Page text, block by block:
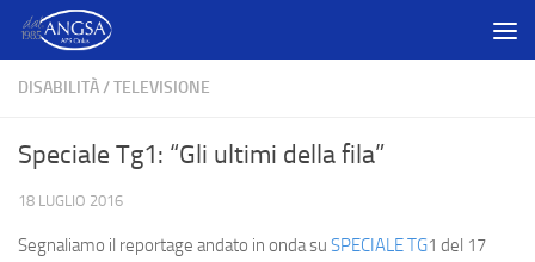
Salta al contenuto
DISABILITÀ/TELEVISIONE
Speciale Tg1: “Gli ultimi della fila”
18 LUGLIO 2016
Segnaliamo il reportage andato in onda su SPECIALE TG1 del 17